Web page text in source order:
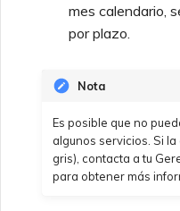
mes calendario,
por plazo.
Nota
Es posible que no
algunos servicios. Si
gris), contacta a tu
para obtener más